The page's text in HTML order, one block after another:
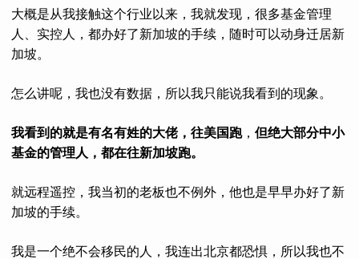
大概是从我接触这个行业以来，我就发现，很多基金管理
人、实控人，都办好了新加坡的手续，随时可以动身迁居新
加坡。
怎么讲呢，我也没有数据，所以我只能说我看到的现象。
我看到的就是有名有姓的大佬，往美国跑， 但绝大部分中小
基金的管理人，都在往新加坡跑。
就远程遥控，我当初的老板也不例外，他也是早早办好了新
加坡的手续。
我是一个绝不会移民的人，我连出北京都恐惧，所以我也不